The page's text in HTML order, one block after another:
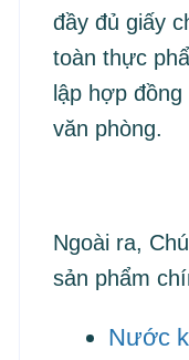
đầy đủ giấy
toàn thực
lập hợp
văn phòng.
Ngoài ra,
sản phẩm
Nước